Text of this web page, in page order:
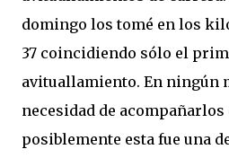
domingo los tomé en los
37 coincidiendo sólo el
avituallamiento. En ningún
necesidad de acompañarlos
posiblemente esta fue una